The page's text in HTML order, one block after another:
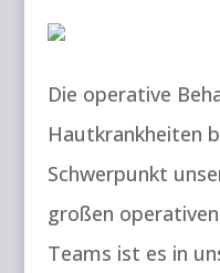
Die operative
Hautkrankheiten
Schwerpunkt
großen
Teams ist es in